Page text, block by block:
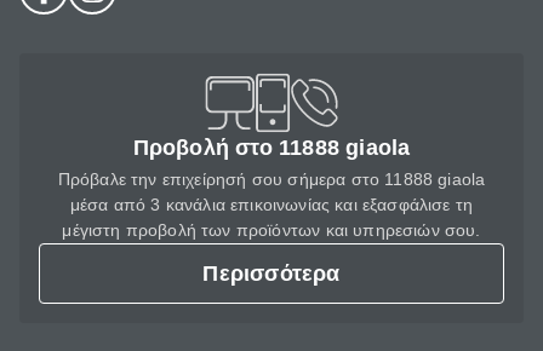
Προβολή στο 11888 giaola
Πρόβαλε την επιχείρησή σου σήμερα στο 11888 giaola
μέσα από 3 κανάλια επικοινωνίας και εξασφάλισε τη
μέγιστη προβολή των προϊόντων και υπηρεσιών σου.
Περισσότερα